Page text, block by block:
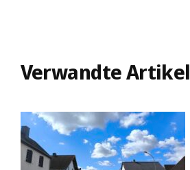
Verwandte Artikel